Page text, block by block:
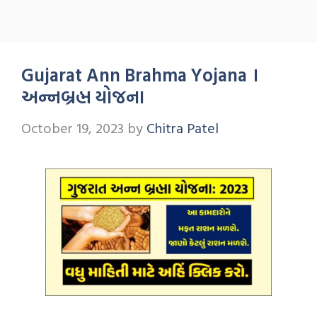
Gujarat Ann Brahma Yojana ।
અન્નબ્રહ્મ યોજના
October 19, 2023 by Chitra Patel